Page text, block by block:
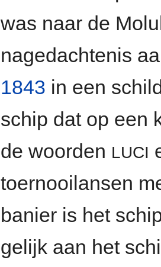
was naar de
nagedachtenis
1843 in een
schip dat op een
de woorden LUCI
toernooilansen
banier is het
gelijk aan het